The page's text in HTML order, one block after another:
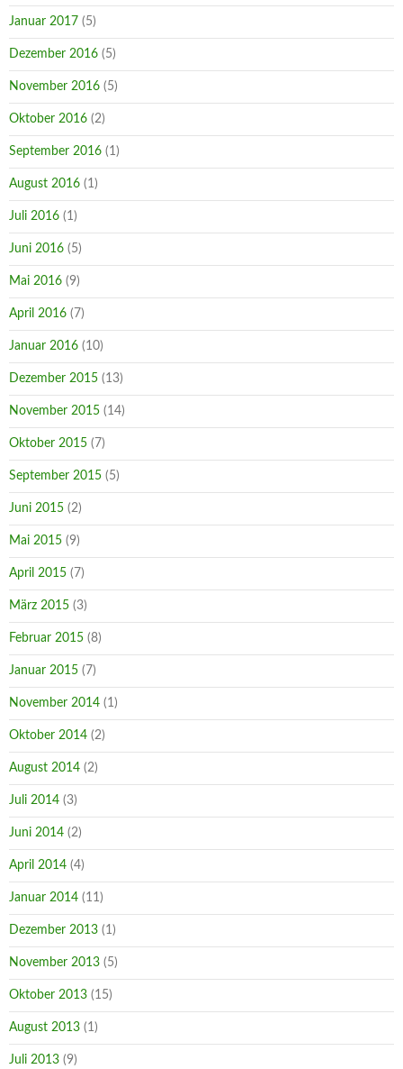
Januar 2017 (5)
Dezember 2016 (5)
November 2016 (5)
Oktober 2016 (2)
September 2016 (1)
August 2016 (1)
Juli 2016 (1)
Juni 2016 (5)
Mai 2016 (9)
April 2016 (7)
Januar 2016 (10)
Dezember 2015 (13)
November 2015 (14)
Oktober 2015 (7)
September 2015 (5)
Juni 2015 (2)
Mai 2015 (9)
April 2015 (7)
März 2015 (3)
Februar 2015 (8)
Januar 2015 (7)
November 2014 (1)
Oktober 2014 (2)
August 2014 (2)
Juli 2014 (3)
Juni 2014 (2)
April 2014 (4)
Januar 2014 (11)
Dezember 2013 (1)
November 2013 (5)
Oktober 2013 (15)
August 2013 (1)
Juli 2013 (9)